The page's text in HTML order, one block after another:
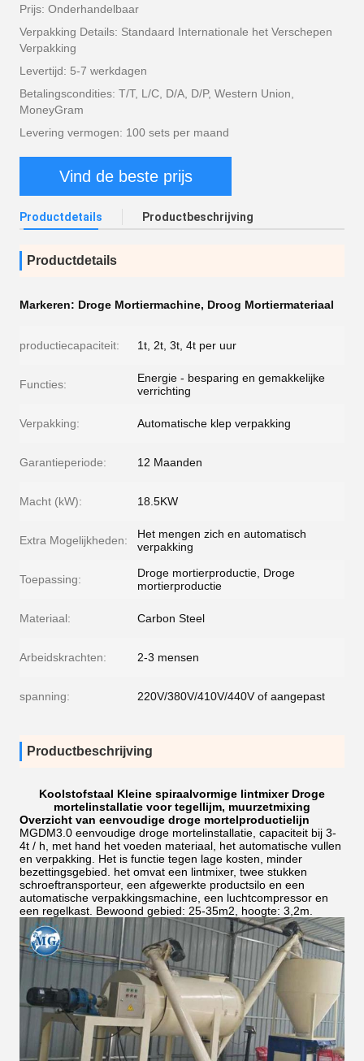
Prijs: Onderhandelbaar
Verpakking Details: Standaard Internationale het Verschepen
Verpakking
Levertijd: 5-7 werkdagen
Betalingscondities: T/T, L/C, D/A, D/P, Western Union,
MoneyGram
Levering vermogen: 100 sets per maand
Vind de beste prijs
Productdetails Productbeschrijving
Productdetails
Markeren: Droge Mortiermachine, Droog Mortiermateriaal
productiecapaciteit: 1t, 2t, 3t, 4t per uur
Functies:
Energie - besparing en gemakkelijke
verrichting
Verpakking: Automatische klep verpakking
Garantieperiode: 12 Maanden
Macht (kW): 18.5KW
Extra Mogelijkheden:
Het mengen zich en automatisch
verpakking
Toepassing:
Droge mortierproductie, Droge
mortierproductie
Materiaal: Carbon Steel
Arbeidskrachten: 2-3 mensen
spanning: 220V/380V/410V/440V of aangepast
Productbeschrijving
Koolstofstaal Kleine spiraalvormige lintmixer Droge
mortelinstallatie voor tegellijm, muurzetmixing
Overzicht van eenvoudige droge mortelproductielijn
MGDM3.0 eenvoudige droge mortelinstallatie, capaciteit bij 3-
4t / h, met hand het voeden materiaal, het automatische vullen
en verpakking. Het is functie tegen lage kosten, minder
bezettingsgebied. het omvat een lintmixer, twee stukken
schroeftransporteur, een afgewerkte productsilo en een
automatische verpakkingsmachine, een luchtcompressor en
een regelkast. Bewoond gebied: 25-35m2, hoogte: 3,2m.